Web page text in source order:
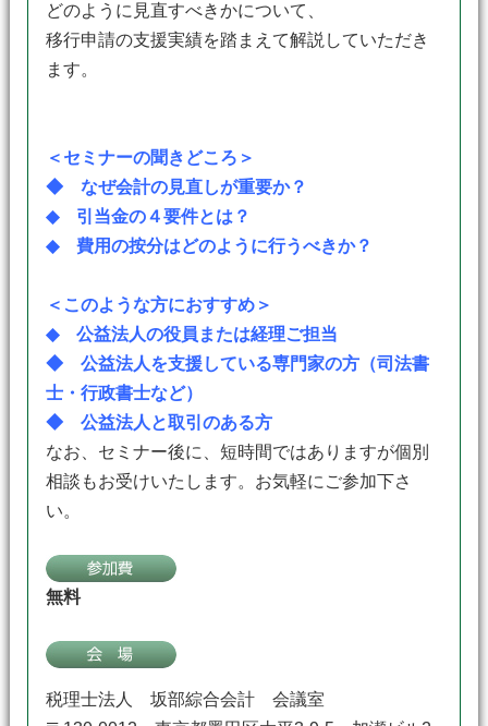
どのように見直すべきかについて、
移行申請の支援実績を踏まえて解説していただき
ます。
＜セミナーの聞きどころ＞
◆ なぜ会計の見直しが重要か？
◆ 引当金の４要件とは？
◆ 費用の按分はどのように行うべきか？
＜このような方におすすめ＞
◆ 公益法人の役員または経理ご担当
◆ 公益法人を支援している専門家の方（司法書
士・行政書士など）
◆ 公益法人と取引のある方
なお、セミナー後に、短時間ではありますが個別
相談もお受けいたします。お気軽にご参加下さ
い。
無料
税理士法人 坂部綜合会計 会議室